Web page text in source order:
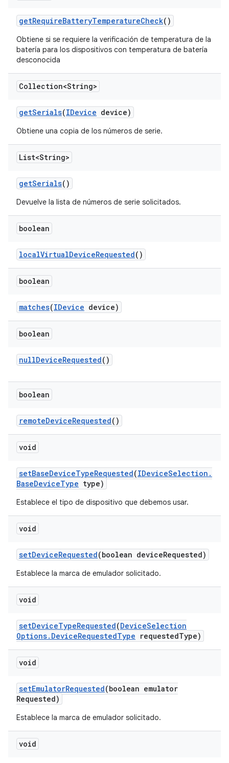
getRequireBatteryTemperatureCheck()
Obtiene si se requiere la verificación de temperatura de la
batería para los dispositivos con temperatura de batería
desconocida
Collection<String>
getSerials(IDevice device)
Obtiene una copia de los números de serie.
List<String>
getSerials()
Devuelve la lista de números de serie solicitados.
boolean
localVirtualDeviceRequested()
boolean
matches(IDevice device)
boolean
nullDeviceRequested()
boolean
remoteDeviceRequested()
void
setBaseDeviceTypeRequested(IDeviceSelection .
BaseDeviceType type)
Establece el tipo de dispositivo que debemos usar.
void
setDeviceRequested(boolean deviceRequested)
Establece la marca de emulador solicitado.
void
setDeviceTypeRequested(DeviceSelection
Options. DeviceRequestedType requestedType)
void
setEmulatorRequested(boolean emulator
Requested)
Establece la marca de emulador solicitado.
void